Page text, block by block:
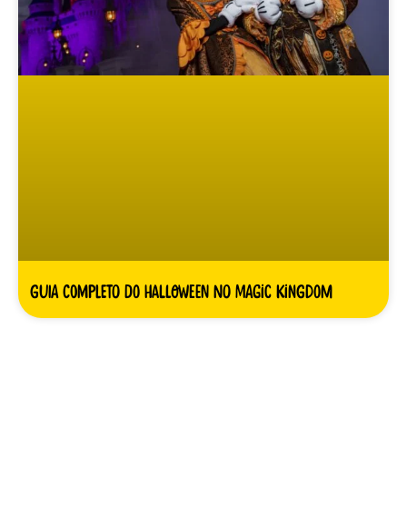
Guia completo do Halloween no Magic Kingdom